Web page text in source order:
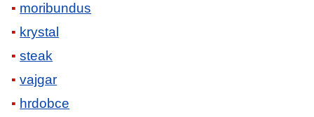
moribundus
krystal
steak
vajgar
hrdobce